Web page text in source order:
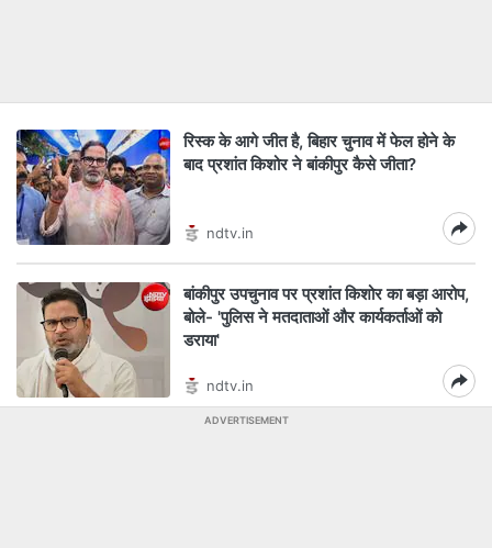
रिस्क के आगे जीत है, बिहार चुनाव में फेल होने के
बाद प्रशांत किशोर ने बांकीपुर कैसे जीता?
ndtv.in
बांकीपुर उपचुनाव पर प्रशांत किशोर का बड़ा आरोप,
बोले- 'पुलिस ने मतदाताओं और कार्यकर्ताओं को
डराया'
ndtv.in
ADVERTISEMENT